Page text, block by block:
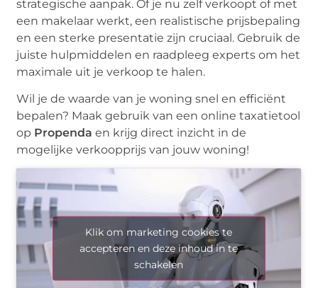
strategische aanpak. Of je nu zelf verkoopt of met
een makelaar werkt, een realistische prijsbepaling
en een sterke presentatie zijn cruciaal. Gebruik de
juiste hulpmiddelen en raadpleeg experts om het
maximale uit je verkoop te halen.
Wil je de waarde van je woning snel en efficiënt
bepalen? Maak gebruik van een online taxatietool
op Propenda en krijg direct inzicht in de
mogelijke verkoopprijs van jouw woning!
Klik om marketing cookies te
accepteren en deze inhoud in te
schakelen